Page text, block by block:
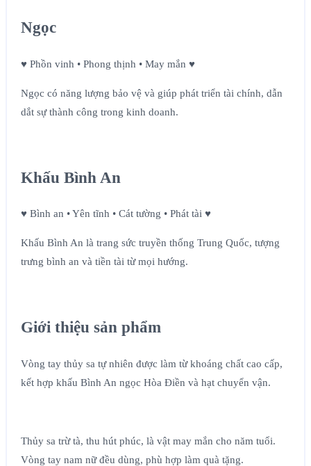
Ngọc
♥ Phồn vinh • Phong thịnh • May mắn ♥
Ngọc có năng lượng bảo vệ và giúp phát triển tài chính, dẫn
dắt sự thành công trong kinh doanh.
Khấu Bình An
♥ Bình an • Yên tĩnh • Cát tường • Phát tài ♥
Khấu Bình An là trang sức truyền thống Trung Quốc, tượng
trưng bình an và tiền tài từ mọi hướng.
Giới thiệu sản phẩm
Vòng tay thủy sa tự nhiên được làm từ khoáng chất cao cấp,
kết hợp khấu Bình An ngọc Hòa Điền và hạt chuyển vận.
Thủy sa trừ tà, thu hút phúc, là vật may mắn cho năm tuổi.
Vòng tay nam nữ đều dùng, phù hợp làm quà tặng.